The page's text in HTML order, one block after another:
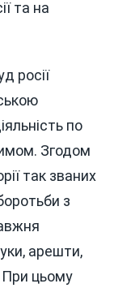
та на
росії
по
Згодом
так званих
з
арешти,
При цьому